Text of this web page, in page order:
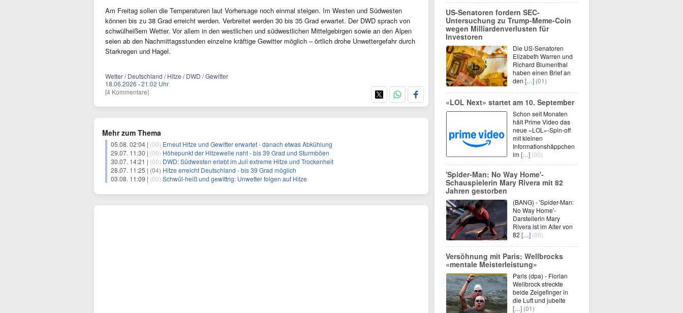
Am Freitag sollen die Temperaturen laut Vorhersage noch einmal steigen. Im Westen und Südwesten
können bis zu 38 Grad erreicht werden. Verbreitet werden 30 bis 35 Grad erwartet. Der DWD sprach von
schwülheißem Wetter. Vor allem in den westlichen und südwestlichen Mittelgebirgen sowie an den Alpen
seien ab den Nachmittagsstunden einzelne kräftige Gewitter möglich – örtlich drohe Unwettergefahr durch
Starkregen und Hagel.
Wetter / Deutschland / Hitze / DWD / Gewitter
18.06.2026 ·21:02 Uhr
[4 Kommentare]
Mehr zum Thema
05.08. 02:04 | (00) Erneut Hitze und Gewitter erwartet - danach etwas Abkühlung
29.07. 11:30 | (00) Höhepunkt der Hitzewelle naht - bis 39 Grad und Sturmböen
30.07. 14:21 | (00) DWD: Südwesten erlebt im Juli extreme Hitze und Trockenheit
28.07. 11:25 | (04) Hitze erreicht Deutschland - bis 39 Grad möglich
03.08. 11:09 | (00) Schwül-heiß und gewittrig: Unwetter folgen auf Hitze
US-Senatoren fordern SEC-
Untersuchung zu Trump-Meme-Coin
wegen Milliardenverlusten für
Investoren
Die US-Senatoren
Elizabeth Warren und
Richard Blumenthal
haben einen Brief an
den […] (01)
«LOL Next» startet am 10. September
Schon seit Monaten
hält Prime Video das
neue «LOL»-Spin-off
mit kleinen
Informationshäppchen
im[…] (00)
'Spider-Man: No Way Home'-
Schauspielerin Mary Rivera mit 82
Jahren gestorben
(BANG) - 'Spider-Man:
No Way Home'-
Darstellerin Mary
Rivera ist im Alter von
82 […] (00)
Versöhnung mit Paris: Wellbrocks
«mentale Meisterleistung»
Paris (dpa) - Florian
Wellbrock streckte
beide Zeigefinger in
die Luft und jubelte
[…] (01)